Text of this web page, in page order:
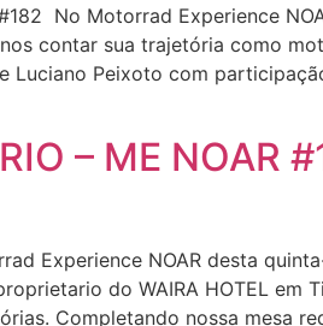
#182 No Motorrad Experience
contar sua trajetória como
Luciano Peixoto com
– ME NOAR
Experience NOAR desta
do WAIRA HOTEL
Completando nossa mesa